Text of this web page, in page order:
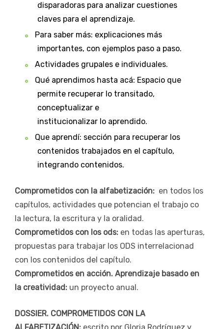
disparadoras para analizar cuestiones
claves para el aprendizaje.
Para saber más: explicaciones más
importantes, con ejemplos paso a paso.
Actividades grupales e individuales.
Qué aprendimos hasta acá: Espacio que
permite recuperar lo transitado,
conceptualizar e
institucionalizar lo aprendido.
Que aprendí: sección para recuperar los
contenidos trabajados en el capítulo,
integrando contenidos.
Comprometidos con la alfabetización: en todos los
capítulos, actividades que potencian el trabajo co
la lectura, la escritura y la oralidad.
Comprometidos con los ods: en todas las aperturas,
propuestas para trabajar los ODS interrelacionad
con los contenidos del capítulo.
Comprometidos en acción. Aprendizaje basado en
la creatividad: un proyecto anual.
DOSSIER. COMPROMETIDOS CON LA